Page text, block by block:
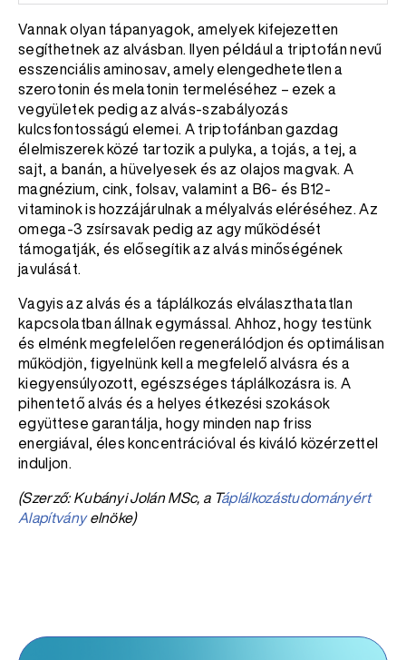
Vannak olyan tápanyagok, amelyek kifejezetten
segíthetnek az alvásban. Ilyen például a triptofán nevű
esszenciális aminosav, amely elengedhetetlen a
szerotonin és melatonin termeléséhez – ezek a
vegyületek pedig az alvás-szabályozás
kulcsfontosságú elemei. A triptofánban gazdag
élelmiszerek közé tartozik a pulyka, a tojás, a tej, a
sajt, a banán, a hüvelyesek és az olajos magvak. A
magnézium, cink, folsav, valamint a B6- és B12-
vitaminok is hozzájárulnak a mélyalvás eléréséhez. Az
omega-3 zsírsavak pedig az agy működését
támogatják, és elősegítik az alvás minőségének
javulását.
Vagyis az alvás és a táplálkozás elválaszthatatlan
kapcsolatban állnak egymással. Ahhoz, hogy testünk
és elménk megfelelően regenerálódjon és optimálisan
működjön, figyelnünk kell a megfelelő alvásra és a
kiegyensúlyozott, egészséges táplálkozásra is. A
pihentető alvás és a helyes étkezési szokások
együttese garantálja, hogy minden nap friss
energiával, éles koncentrációval és kiváló közérzettel
induljon.
(Szerző: Kubányi Jolán MSc, a Táplálkozástudományért
Alapítványelnöke)